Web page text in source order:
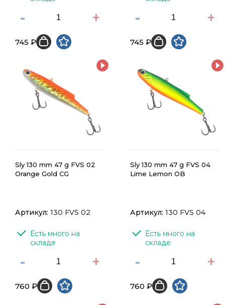
- +
745 ₽
- +
745 ₽
Sly 130 mm 47 g FVS 02
Orange Gold CG
Артикул: 130 FVS 02
Есть много на
складе
- +
760 ₽
Sly 130 mm 47 g FVS 04
Lime Lemon OB
Артикул: 130 FVS 04
Есть много на
складе
- +
760 ₽